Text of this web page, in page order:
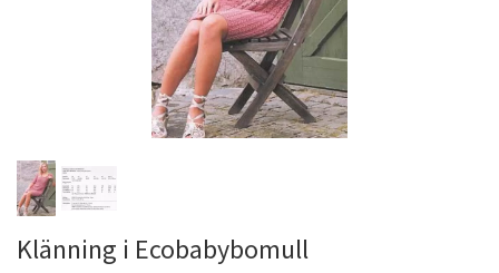
Klänning i Ecobabybomull